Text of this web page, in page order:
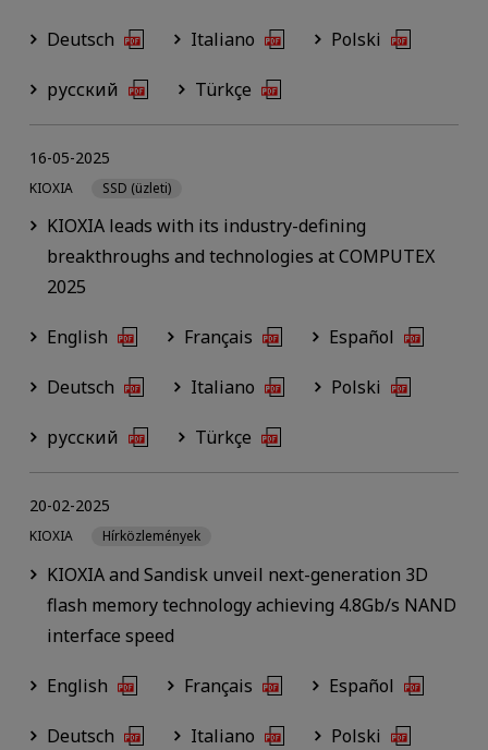
Deutsch Italiano Polski
русский Türkçe
KIOXIA leads with its industry-defining
breakthroughs and technologies at COMPUTEX
2025
16-05-2025
KIOXIA SSD (üzleti)
English Français Español
Deutsch Italiano Polski
русский Türkçe
KIOXIA and Sandisk unveil next-generation 3D
flash memory technology achieving 4.8Gb/s NAND
interface speed
20-02-2025
KIOXIA Hírközlemények
English Français Español
Deutsch Italiano Polski